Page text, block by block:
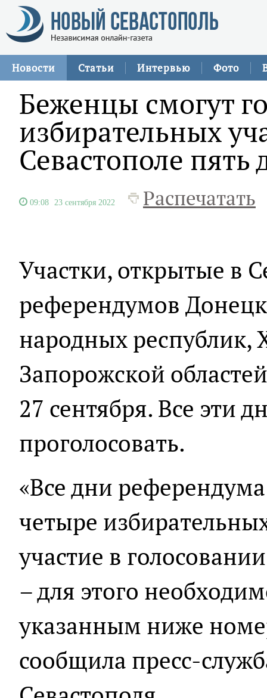
Новости Статьи Интервью Фото
Беженцы смогут
избирательных
Севастополе пять
09:08 23 сентября 2022 Распечатать
Участки, открытые в
референдумов
народных республик,
Запорожской
27 сентября. Все эти
проголосовать.
«Все дни
четыре
участие в
– для этого
указанным ниже
сообщила пресс-